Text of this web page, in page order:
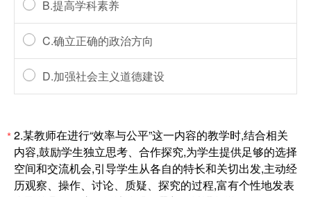
B.提高学科素养
C.确立正确的政治方向
D.加强社会主义道德建设
*2.某教师在进行“效率与公平”这一内容的教学时,结合相关
内容,鼓励学生独立思考、合作探究,为学生提供足够的选择
空间和交流机会,引导学生从各自的特长和关切出发,主动经
历观察、操作、讨论、质疑、探究的过程,富有个性地发表